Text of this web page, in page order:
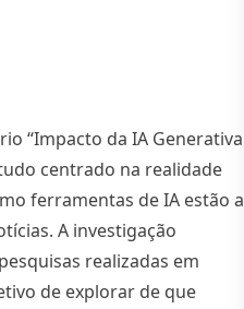
“Impacto da IA Generativa
centrado na realidade
ferramentas de IA estão a
A investigação
realizadas em
de explorar de que